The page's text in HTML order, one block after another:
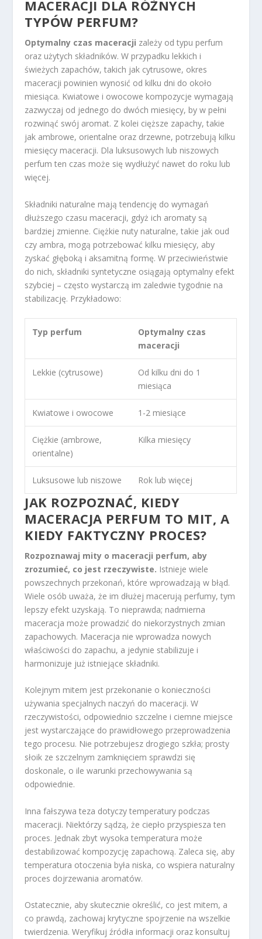
MACERACJI DLA RÓŻNYCH
TYPÓW PERFUM?
Optymalny czas maceracji zależy od typu perfum
oraz użytych składników. W przypadku lekkich i
świeżych zapachów, takich jak cytrusowe, okres
maceracji powinien wynosić od kilku dni do około
miesiąca. Kwiatowe i owocowe kompozycje wymagają
zazwyczaj od jednego do dwóch miesięcy, by w pełni
rozwinąć swój aromat. Z kolei cięższe zapachy, takie
jak ambrowe, orientalne oraz drzewne, potrzebują kilku
miesięcy maceracji. Dla luksusowych lub niszowych
perfum ten czas może się wydłużyć nawet do roku lub
więcej.
Składniki naturalne mają tendencję do wymagań
dłuższego czasu maceracji, gdyż ich aromaty są
bardziej zmienne. Ciężkie nuty naturalne, takie jak oud
czy ambra, mogą potrzebować kilku miesięcy, aby
zyskać głęboką i aksamitną formę. W przeciwieństwie
do nich, składniki syntetyczne osiągają optymalny efekt
szybciej – często wystarczą im zaledwie tygodnie na
stabilizację. Przykładowo:
Typ perfum
Optymalny czas
maceracji
Lekkie (cytrusowe)
Od kilku dni do 1
miesiąca
Kwiatowe i owocowe 1-2 miesiące
Ciężkie (ambrowe,
orientalne)
Kilka miesięcy
Luksusowe lub niszowe Rok lub więcej
JAK ROZPOZNAĆ, KIEDY
MACERACJA PERFUM TO MIT, A
KIEDY FAKTYCZNY PROCES?
Rozpoznawaj mity o maceracji perfum, aby
zrozumieć, co jest rzeczywiste. Istnieje wiele
powszechnych przekonań, które wprowadzają w błąd.
Wiele osób uważa, że im dłużej macerują perfumy, tym
lepszy efekt uzyskają. To nieprawda; nadmierna
maceracja może prowadzić do niekorzystnych zmian
zapachowych. Maceracja nie wprowadza nowych
właściwości do zapachu, a jedynie stabilizuje i
harmonizuje już istniejące składniki.
Kolejnym mitem jest przekonanie o konieczności
używania specjalnych naczyń do maceracji. W
rzeczywistości, odpowiednio szczelne i ciemne miejsce
jest wystarczające do prawidłowego przeprowadzenia
tego procesu. Nie potrzebujesz drogiego szkła; prosty
słoik ze szczelnym zamknięciem sprawdzi się
doskonale, o ile warunki przechowywania są
odpowiednie.
Inna fałszywa teza dotyczy temperatury podczas
maceracji. Niektórzy sądzą, że ciepło przyspiesza ten
proces. Jednak zbyt wysoka temperatura może
destabilizować kompozycję zapachową. Zaleca się, aby
temperatura otoczenia była niska, co wspiera naturalny
proces dojrzewania aromatów.
Ostatecznie, aby skutecznie określić, co jest mitem, a
co prawdą, zachowaj krytyczne spojrzenie na wszelkie
twierdzenia. Weryfikuj źródła informacji oraz konsultuj